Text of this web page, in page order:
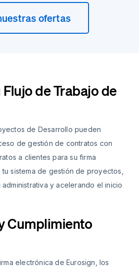
ofertas
de Trabajo de
de Desarrollo pueden
de gestión de contratos con
a clientes para su firma
sistema de gestión de proyectos,
y acelerando el inicio
Cumplimiento
electrónica de Eurosign, los